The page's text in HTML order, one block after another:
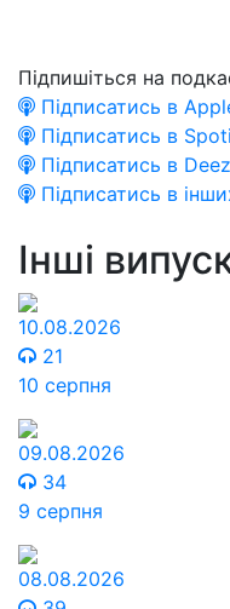
Підпишіться на
Підписатись в
Підписатись в
Підписатись в
Підписатись в
Інші
10.08.2026
21
10 серпня
09.08.2026
34
9 серпня
08.08.2026